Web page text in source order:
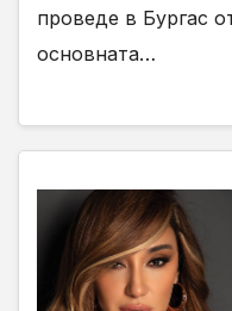
проведе в Бургас
основната…